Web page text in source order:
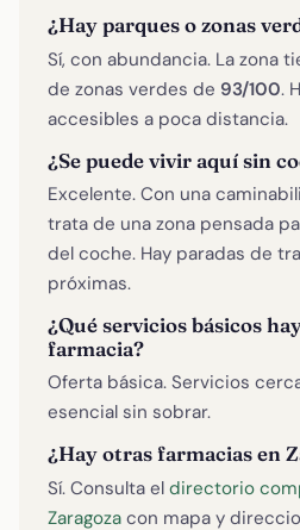
¿Hay parques o zonas
Sí, con abundancia. La zona
de zonas verdes de 93/100.
accesibles a poca distancia.
¿Se puede vivir aquí sin
Excelente. Con una
trata de una zona pensada
del coche. Hay paradas de
próximas.
¿Qué servicios básicos
farmacia?
Oferta básica. Servicios
esencial sin sobrar.
¿Hay otras farmacias en
Sí. Consulta el directorio
Zaragoza con mapa y